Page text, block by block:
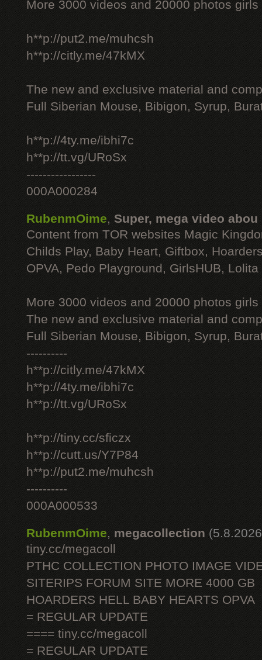
More 3000 videos and 20000 photos
h**p://put2.me/muhcsh
h**p://citly.me/47kMX
The new and exclusive material and
Full Siberian Mouse, Bibigon, Syrup,
h**p://4ty.me/ibhi7c
h**p://tt.vg/URoSx
-----------------
000A000284
RubenmOime, Super, mega video abou
Content from TOR websites Magic
Childs Play, Baby Heart, Giftbox,
OPVA, Pedo Playground, GirlsHUB, Lolita
More 3000 videos and 20000 photos
The new and exclusive material and
Full Siberian Mouse, Bibigon, Syrup,
----------
h**p://citly.me/47kMX
h**p://4ty.me/ibhi7c
h**p://tt.vg/URoSx
h**p://tiny.cc/sficzx
h**p://cutt.us/Y7P84
h**p://put2.me/muhcsh
----------
000A000533
RubenmOime, megacollection
tiny.cc/megacoll
PTHC COLLECTION PHOTO IMAGE
SITERIPS FORUM SITE MORE 4000 GB
HOARDERS HELL BABY HEARTS OPVA
= REGULAR UPDATE
==== tiny.cc/megacoll
= REGULAR UPDATE